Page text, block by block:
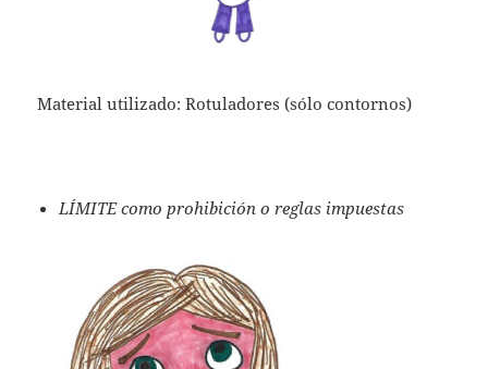
Material utilizado: Rotuladores (sólo contornos)
LÍMITE como prohibición o reglas impuestas